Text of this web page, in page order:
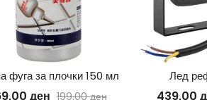
фуга за плочки 150 мл
ден 199,00ден
Лед
439,00